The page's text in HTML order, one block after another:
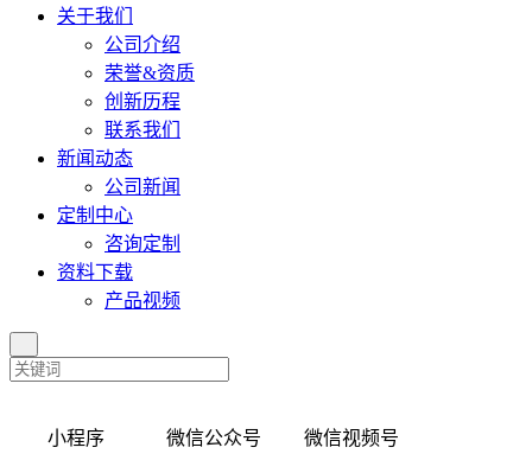
关于我们
公司介绍
荣誉&资质
创新历程
联系我们
新闻动态
公司新闻
定制中心
咨询定制
资料下载
产品视频
小程序 微信公众号 微信视频号